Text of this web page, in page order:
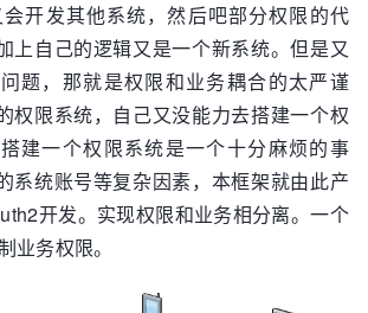
开发其他系统，然后吧部分权限的代
上自己的逻辑又是一个新系统。但是又
题，那就是权限和业务耦合的太严谨
权限系统，自己又没能力去搭建一个权
建一个权限系统是一个十分麻烦的事
系统账号等复杂因素，本框架就由此产
开发。实现权限和业务相分离。一个
业务权限。